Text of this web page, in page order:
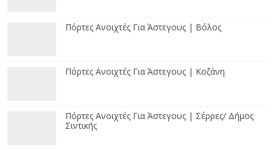
Πόρτες Ανοιχτές Για Άστεγους | Βόλος
Πόρτες Ανοιχτές Για Άστεγους | Κοζάνη
Πόρτες Ανοιχτές Για Άστεγους | Σέρρες/ Δήμος
Σιντικής